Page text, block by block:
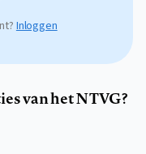
Inloggen
van het NTVG?